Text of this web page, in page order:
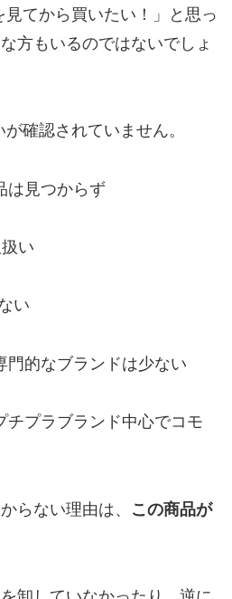
てから買いたい！」と思っ
方もいるのではないでしょ
確認されていません。
は見つからず
い
い
門的なブランドは少ない
チプラブランド中心でコモ
らない理由は、 この商品が